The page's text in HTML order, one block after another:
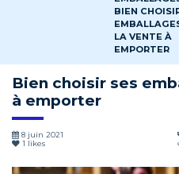
BIEN
LA VENTE À
EMPORTER
Bien choisir ses
à emporter
8 juin 2021
1
likes